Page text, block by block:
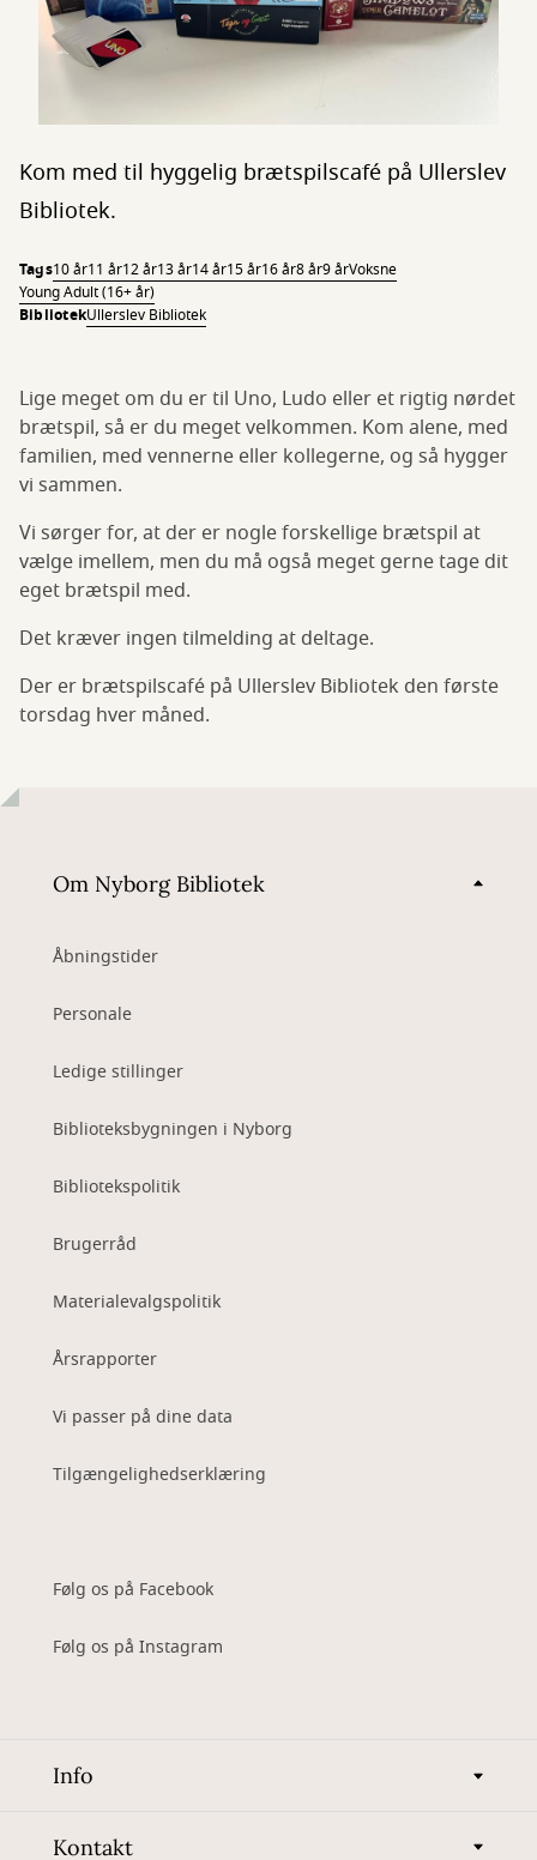
Kom med til hyggelig brætspilscafé på Ullerslev
Bibliotek.
Tags10 år11 år12 år13 år14 år15 år16 år8 år9 årVoksne
Young Adult (16+ år)
BibliotekUllerslev Bibliotek
Lige meget om du er til Uno, Ludo eller et rigtig nørdet
brætspil, så er du meget velkommen. Kom alene, med
familien, med vennerne eller kollegerne, og så hygger
vi sammen.
Vi sørger for, at der er nogle forskellige brætspil at
vælge imellem, men du må også meget gerne tage dit
eget brætspil med.
Det kræver ingen tilmelding at deltage.
Der er brætspilscafé på Ullerslev Bibliotek den første
torsdag hver måned.
Om Nyborg Bibliotek
Åbningstider
Personale
Ledige stillinger
Biblioteksbygningen i Nyborg
Bibliotekspolitik
Brugerråd
Materialevalgspolitik
Årsrapporter
Vi passer på dine data
Tilgængelighedserklæring
Følg os på Facebook
Følg os på Instagram
Info
Kontakt